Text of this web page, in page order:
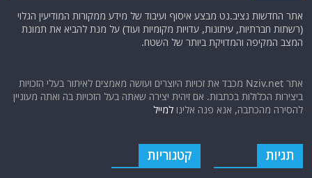
אתר החדשות נציב.נט מבצע איסוף ועיבוד של מידע ממקורות המודיעין הגלוי
(רשתות חברתיות, עיתונות, עדויות מקומיות ועוד) על מנת להביא את תמונת
המצב המקיפה והמדויקת ביותר של השטח.
אתר Nziv.net מכבד את זכויות היוצרים ועושה מאמצים לאיתור בעלי הזכויות
ביצירות הכלולות בכתבות. אם זיהית יצירה שאתה בעל הזכויות בה ואתה מעוניין
להסירה מהכתבה, אנא פנה אלינולמייל
תגיות קטגוריות